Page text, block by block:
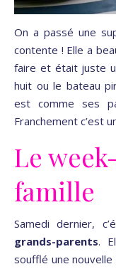
On a passé une
contente ! Elle a
faire et était juste
huit ou le bateau
est comme ses
Franchement c’est
Le
famille
Samedi dernier,
grands-parents.
soufflé une